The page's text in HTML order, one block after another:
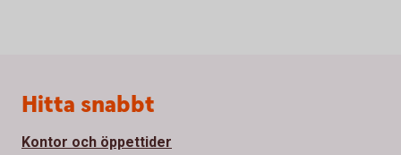
Sidfot
Hitta snabbt
Kontor och öppettider